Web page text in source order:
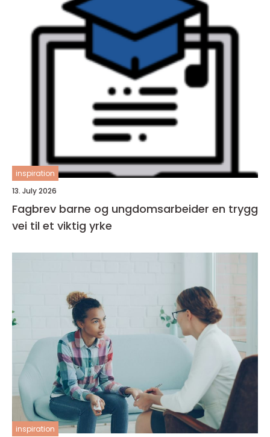
inspiration
13. July 2026
Fagbrev barne og ungdomsarbeider en trygg
vei til et viktig yrke
inspiration